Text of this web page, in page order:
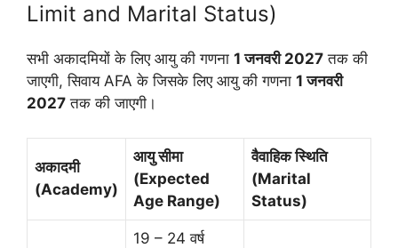
Limit and Marital Status)
सभी अकादमियों के लिए आयु की गणना 1 जनवरी 2027 तक की
जाएगी, सिवाय AFA के जिसके लिए आयु की गणना 1 जनवरी
2027 तक की जाएगी।
अकादमी
(Academy)
आयु सीमा
(Expected
Age Range)
वैवाहिक स्थिति
(Marital
Status)
19 – 24 वर्ष